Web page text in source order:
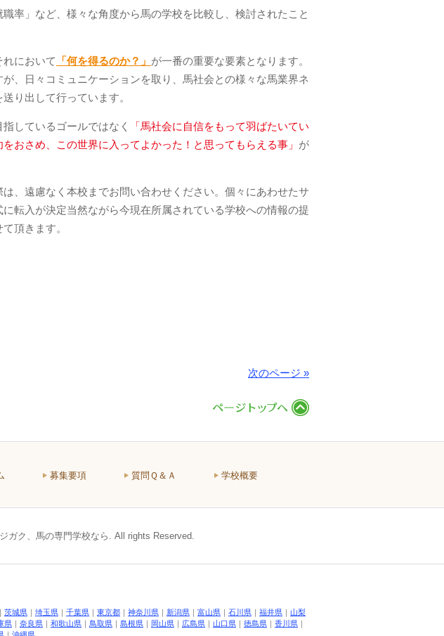
率」など、様々な角度から馬の学校を比較し、検討されたこと
において 「何を得るのか？」 が一番の重要な要素となります。
、日々コミュニケーションを取り、馬社会との様々な馬業界ネ
り出して行っています。
しているゴールではなく
「馬社会に自信をもって羽ばたいてい
おさめ、この世界に入ってよかった！と思ってもらえる事」 が
、遠慮なく本校までお問い合わせください。個々にあわせたサ
転入が決定当然ながら今現在所属されている学校への情報の提
頂きます。
次のページ »
募集要項 質問Ｑ＆Ａ 学校概要
ガク、馬の専門学校なら. All rights Reserved.
｜ 茨城県 ｜ 埼玉県 ｜ 千葉県 ｜ 東京都 ｜ 神奈川県 ｜ 新潟県 ｜ 富山県 ｜ 石川県 ｜ 福井県 ｜ 山梨
県 ｜ 奈良県 ｜ 和歌山県 ｜ 鳥取県 ｜ 島根県 ｜ 岡山県 ｜ 広島県 ｜ 山口県 ｜ 徳島県 ｜ 香川県 ｜